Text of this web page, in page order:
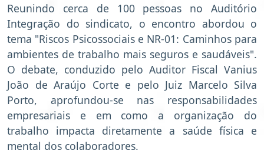
Reunindo cerca de 100 pessoas no Auditório
Integração do sindicato, o encontro abordou o
tema "Riscos Psicossociais e NR-01: Caminhos para
ambientes de trabalho mais seguros e saudáveis".
O debate, conduzido pelo Auditor Fiscal Vanius
João de Araújo Corte e pelo Juiz Marcelo Silva
Porto, aprofundou-se nas responsabilidades
empresariais e em como a organização do
trabalho impacta diretamente a saúde física e
mental dos colaboradores.